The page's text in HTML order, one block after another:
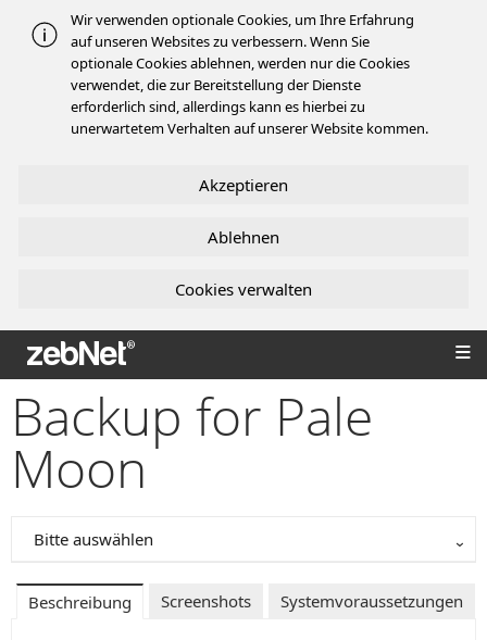
Wir verwenden optionale Cookies, um Ihre Erfahrung
auf unseren Websites zu verbessern. Wenn Sie
optionale Cookies ablehnen, werden nur die Cookies
verwendet, die zur Bereitstellung der Dienste
erforderlich sind, allerdings kann es hierbei zu
unerwartetem Verhalten auf unserer Website kommen.
Akzeptieren
Ablehnen
Cookies verwalten
zebNet®
Backup for Pale
Moon
Bitte auswählen
Beschreibung Screenshots Systemvoraussetzungen